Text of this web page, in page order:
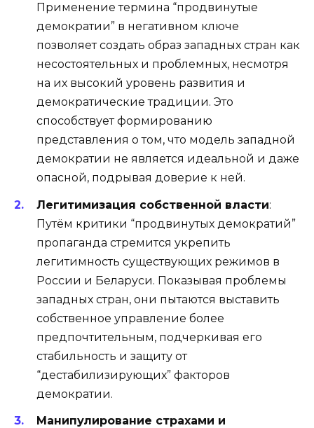
Применение термина “продвинутые
демократии” в негативном ключе
позволяет создать образ западных стран как
несостоятельных и проблемных, несмотря
на их высокий уровень развития и
демократические традиции. Это
способствует формированию
представления о том, что модель западной
демократии не является идеальной и даже
опасной, подрывая доверие к ней.
Легитимизация собственной власти:
Путём критики “продвинутых демократий”
пропаганда стремится укрепить
легитимность существующих режимов в
России и Беларуси. Показывая проблемы
западных стран, они пытаются выставить
собственное управление более
предпочтительным, подчеркивая его
стабильность и защиту от
“дестабилизирующих” факторов
демократии.
Манипулирование страхами и